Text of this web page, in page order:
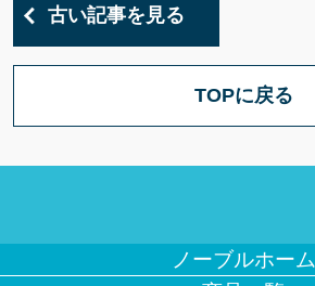
古い記事を見る
TOPに戻る
ノーブルホーム